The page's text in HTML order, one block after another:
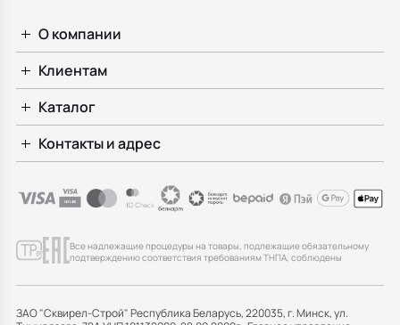
О компании
Клиентам
Каталог
Контакты и адрес
Все надлежащие процедуры на товары, подлежащие обязательному
подтверждению соответствия требованиям ТНПА, соблюдены
ЗАО "Сквирел-Строй" Республика Беларусь, 220035, г. Минск, ул.